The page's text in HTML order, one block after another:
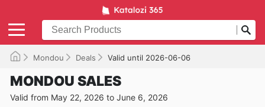
Mondou Deals Valid until 2026-06-06
MONDOU SALES
Valid from May 22, 2026 to June 6, 2026